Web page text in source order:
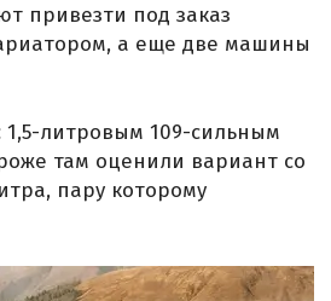
привезти под заказ
а еще две машины
1,5-литровым 109-сильным
там оценили вариант со
пару которому